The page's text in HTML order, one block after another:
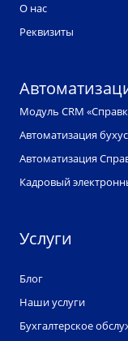
О нас
Реквизиты
Модуль CRM
Автоматизация
Автоматизация
Кадровый
Услуги
Блог
Наши услуги
Бухгалтерское